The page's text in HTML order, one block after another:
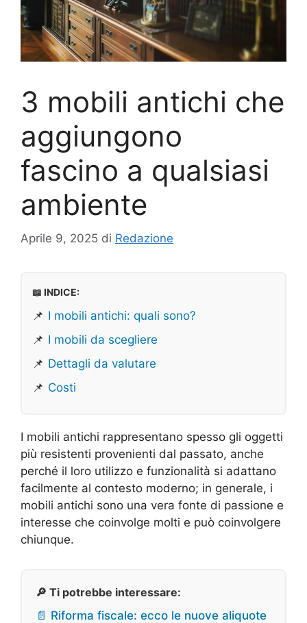
3 mobili antichi che
aggiungono
fascino a qualsiasi
ambiente
Aprile 9, 2025 di Redazione
📖 INDICE:
📌 I mobili antichi: quali sono?
📌 I mobili da scegliere
📌 Dettagli da valutare
📌 Costi
I mobili antichi rappresentano spesso gli oggetti
più resistenti provenienti dal passato, anche
perché il loro utilizzo e funzionalità si adattano
facilmente al contesto moderno; in generale, i
mobili antichi sono una vera fonte di passione e
interesse che coinvolge molti e può coinvolgere
chiunque.
🔎 Ti potrebbe interessare:
📄 Riforma fiscale: ecco le nuove aliquote